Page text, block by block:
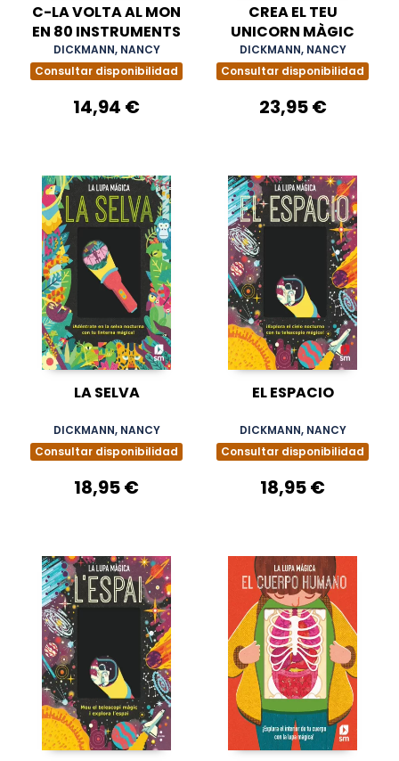
C-LA VOLTA AL MON
EN 80 INSTRUMENTS
DICKMANN, NANCY
Consultar disponibilidad
14,94 €
CREA EL TEU
UNICORN MÀGIC
DICKMANN, NANCY
Consultar disponibilidad
23,95 €
LA SELVA
DICKMANN, NANCY
Consultar disponibilidad
18,95 €
EL ESPACIO
DICKMANN, NANCY
Consultar disponibilidad
18,95 €